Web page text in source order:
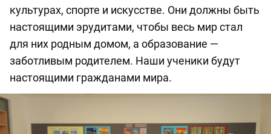
культурах, спорте и искусстве. Они должны быть
настоящими эрудитами, чтобы весь мир стал
для них родным домом, а образование —
заботливым родителем. Наши ученики будут
настоящими гражданами мира.